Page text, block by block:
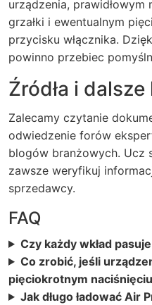
urządzenia, prawidłowym
grzałki i ewentualnym
przycisku włącznika.
powinno przebiec
Źródła i
Zalecamy czytanie
odwiedzenie forów
blogów branżowych. Ucz
zawsze weryfikuj
sprzedawcy.
FAQ
Czy każdy wkład
Co zrobić, jeśli
pięciokrotnym
Jak długo ładować Air